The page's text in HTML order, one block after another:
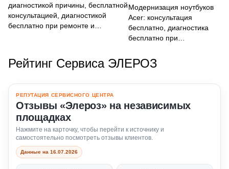
диагностикой причины, бесплатной
консультацией, диагностикой
бесплатно при ремонте и
от 1500 ₽ и от 2500 ₽ по типу
Модернизация ноутбуков
Acer: консультация
бесплатно, диагностика
бесплатно при
проверка совместимости
SSD/RAM и согласование
Рейтинг Сервиса ЭЛЕРОЗ
РЕПУТАЦИЯ СЕРВИСНОГО ЦЕНТРА
Отзывы «Элероз» на независимых
площадках
Нажмите на карточку, чтобы перейти к источнику и
самостоятельно посмотреть отзывы клиентов.
Данные на 16.07.2026